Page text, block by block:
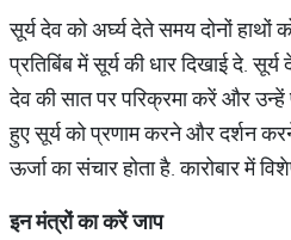
सूर्य देव को अर्घ्य देते समय दोनों
प्रतिबिंब में सूर्य की धार दिखाई दे.
देव की सात पर परिक्रमा करें और उन्हें
हुए सूर्य को प्रणाम करने और दर्शन
ऊर्जा का संचार होता है. कारोबार में
इनमंत्रोंकाकरेंजाप